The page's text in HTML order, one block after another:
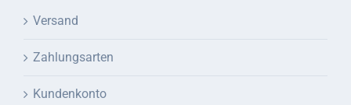
Versand
Zahlungsarten
Kundenkonto